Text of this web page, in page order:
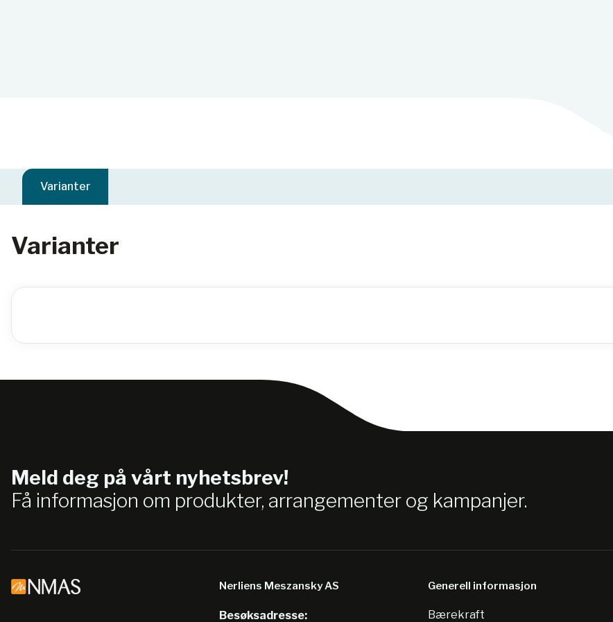
Varianter
Varianter
Meld deg på vårt nyhetsbrev!
Få informasjon om produkter, arrangementer og kampanjer.
Nerliens Meszansky AS
Besøksadresse:
Generell informasjon
Bærekraft